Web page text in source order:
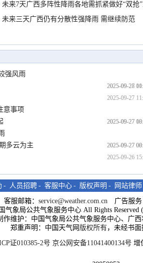
未来7天广西多阵性降雨各地需抓紧做好“双抢
未来三天广西仍有分散性强降雨 需继续防范
强风雨
2025-09-28
2025-09-27
2025-09-27
意事项
2025-09-27
2025-09-27
2025-09-27
多云为主 2025-09-27
2025-09-26
- 人员招聘 - 客服中心 - 版权声明 - 网站律师
客服邮箱： service@weather.com.cn 广告服务
气象局公共气象服务中心 All Rights Reserved
作维护：中国气象局公共气象服务中心、广
郑重声明：中国天气网 版权所有，未经书
证010385-2号 京公网安备11041400134号 增